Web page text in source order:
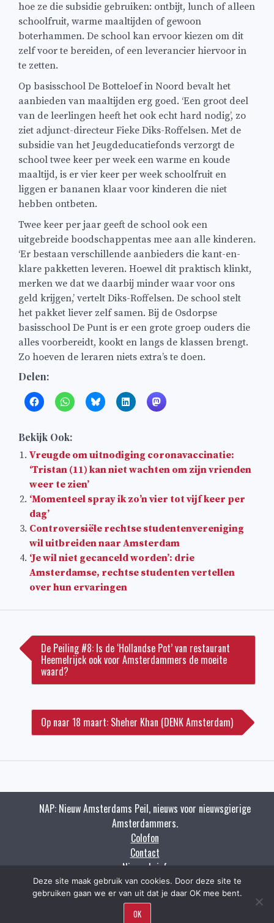
hoe ze die subsidie gebruiken: ontbijt, lunch of alleen
schoolfruit, warme maaltijden of gewoon
boterhammen. De school kan ervoor kiezen om dit
zelf voor te bereiden, of een leverancier hiervoor in
te zetten.
Op basisschool De Botteloef in Noord bevalt het
aanbieden van maaltijden erg goed. ‘Een groot deel
van de leerlingen heeft het ook echt hard nodig’, zo
ziet adjunct-directeur Fieke Diks-Roffelsen. Met de
subsidie van het Jeugdeducatiefonds verzorgt de
school twee keer per week een warme en koude
maaltijd, is er vier keer per week schoolfruit en
liggen er bananen klaar voor kinderen die niet
hebben ontbeten.
Twee keer per jaar geeft de school ook een
uitgebreide boodschappentas mee aan alle kinderen.
‘Er bestaan verschillende aanbieders die kant-en-
klare pakketten leveren. Hoewel dit praktisch klinkt,
merken we dat we daarbij minder waar voor ons
geld krijgen,’ vertelt Diks-Roffelsen. De school stelt
het pakket liever zelf samen. Bij de Osdorpse
basisschool De Punt is er een grote groep ouders die
alles voorbereidt, kookt en langs de klassen brengt.
Zo hoeven de leraren niets extra’s te doen.
Delen:
Bekijk Ook:
Vreugde om uitnodiging coronavaccinatie:
‘Tristan (11) kan niet wachten om zijn vrienden
weer te zien’
‘Momenteel spray ik zo’n vier tot vijf keer per
dag’
Controversiële rechtse studentenvereniging
wil uitbreiden naar Amsterdam
‘Je wil niet gecanceld worden’: drie
Amsterdamse, rechtse studenten vertellen
over hun ervaringen
navigatie
De Peiling #8: Is de ‘Hollandse Pot’ van restaurant
Heemelrijck ook voor Amsterdammers de moeite
waard?
Op naar 18 maart: Sheher Khan (DENK Amsterdam)
NAP: Nieuw Amsterdams Peil, nieuws voor nieuwsgierige
Amsterdammers.
Colofon
Contact
Nieuwsbrief
Zoeken
Copyright napnieuws.nl 2009 - 2021.
Deze site maak gebruik van cookies. Door deze site te
gebruiken gaan we er van uit dat je daar OK mee bent.
OK